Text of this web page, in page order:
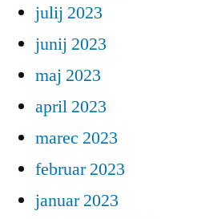
julij 2023
junij 2023
maj 2023
april 2023
marec 2023
februar 2023
januar 2023